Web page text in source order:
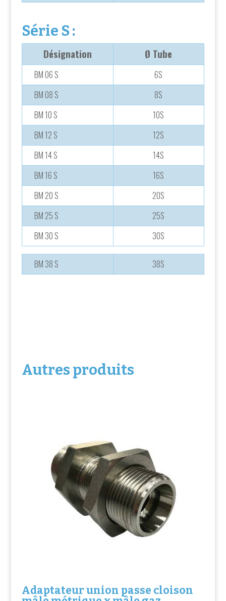
Série S :
Désignation Ø Tube
BM 06 S
6S
BM 08 S
8S
BM 10 S
10S
BM 12 S
12S
BM 14 S
14S
BM 16 S
16S
BM 20 S
20S
BM 25 S
25S
BM 30 S
30S
BM 38 S 38S
Autres produits
Adaptateur union passe cloison